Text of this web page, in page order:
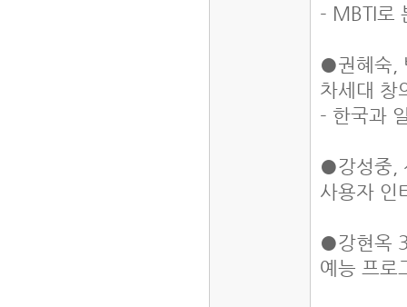
- MBTI로
●권혜숙,
차세대 창
- 한국과
●강성중,
사용자 인
●강현옥
예능 프로